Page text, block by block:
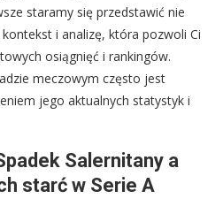
staramy się przedstawić nie
i analizę, która pozwoli Ci
osiągnięć i rankingów.
meczowym często jest
jego aktualnych statystyk i
Salernitany a
starć w Serie A